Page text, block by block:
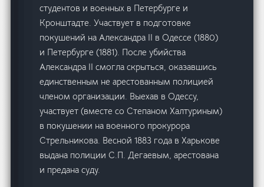
студентов и военных в Петербурге и
Кронштадте. Участвует в подготовке
покушений на Александра II в Одессе (1880)
и Петербурге (1881). После убийства
Александра II смогла скрыться, оказавшись
единственным не арестованным полицией
членом организации. Выехав в Одессу,
участвует (вместе со Степаном Халтуриным)
в покушении на военного прокурора
Стрельникова. Весной 1883 года в Харькове
выдана полиции С.П. Дегаевым, арестована
и предана суду.